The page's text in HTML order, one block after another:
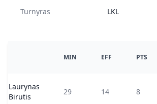
Turnyras LKL
MIN EFF PTS
Laurynas
Birutis
29 14 8